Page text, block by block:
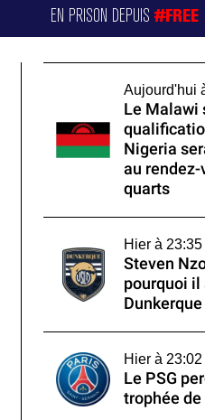
EN PRISON DEPUIS#FREE
Aujourd'hui
Le Malawi
Nigeria
au rendez-
quarts
Hier à 23:35
Steven
pourquoi il
Dunkerque
Hier à 23:02
Le PSG
trophée